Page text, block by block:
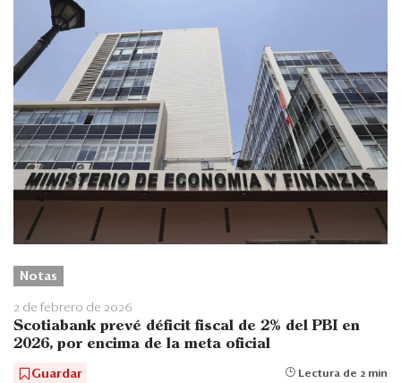
Notas
2 de febrero de 2026
Scotiabank prevé déficit fiscal de 2% del PBI en
2026, por encima de la meta oficial
Guardar Lectura de 2 min